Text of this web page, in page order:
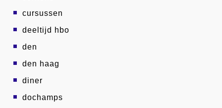
cursussen
deeltijd hbo
den
den haag
diner
dochamps